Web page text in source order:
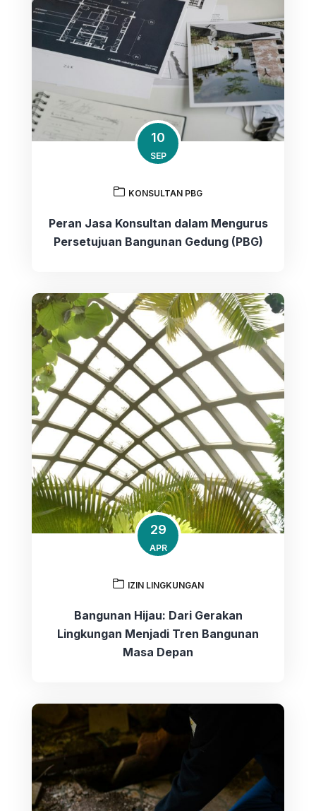
10
SEP
KONSULTAN PBG
Peran Jasa Konsultan dalam Mengurus
Persetujuan Bangunan Gedung (PBG)
29
APR
IZIN LINGKUNGAN
Bangunan Hijau: Dari Gerakan
Lingkungan Menjadi Tren Bangunan
Masa Depan